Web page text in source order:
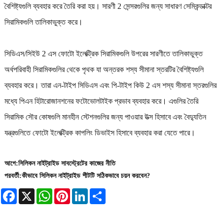
বৈশিষ্ট্যগুলি ব্যবহার করে তৈরি করা হয়। সারণী 2 সেন্সরগুলির জন্য সাধারণ সেমিকন্ডাক্টর
সিরামিকগুলি তালিকাভুক্ত করে।
সিডিএস/সিইউ 2 এস ফোটো ইলেক্ট্রিক সিরামিকগুলি উপরের সারণীতে তালিকাভুক্ত
অর্ধপরিবাহী সিরামিকগুলির থেকে পৃথক যা অন্তরক শস্য সীমানা স্তরটির বৈশিষ্ট্যগুলি
ব্যবহার করে। তারা এন-টাইপ সিডিএস এবং পি-টাইপ কিউ 2 এস শস্য সীমানা স্তরগুলির
মধ্যে পিএন হিটারোজানশনের ফটোভোলটাইক প্রভাব ব্যবহার করে। এগুলির তৈরি
সিরামিক সৌর কোষগুলি মানহীন স্টেশনগুলির জন্য পাওয়ার উত্স হিসাবে এবং বৈদ্যুতিন
যন্ত্রগুলিতে ফোটো ইলেক্ট্রিক কাপলিং ডিভাইস হিসাবে ব্যবহার করা যেতে পারে।
আগে:সিলিকন নাইট্রাইড সাবস্ট্রেটের কাজের নীতি
পরবর্তী:কীভাবে সিলিকন নাইট্রাইড শীটটি সঠিকভাবে চয়ন করবেন?
Facebook
X WhatsAppPinterestLinkedIn